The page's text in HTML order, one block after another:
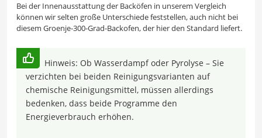
Bei der Innenausstattung der Backöfen in unserem Vergleich
können wir selten große Unterschiede feststellen, auch nicht bei
diesem Groenje-300-Grad-Backofen, der hier den Standard liefert.
Hinweis: Ob Wasserdampf oder Pyrolyse – Sie
verzichten bei beiden Reinigungsvarianten auf
chemische Reinigungsmittel, müssen allerdings
bedenken, dass beide Programme den
Energieverbrauch erhöhen.